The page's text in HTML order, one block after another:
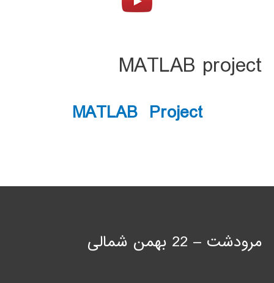
MATLAB project
MATLAB Project
مرودشت – 22 بهمن شمالی